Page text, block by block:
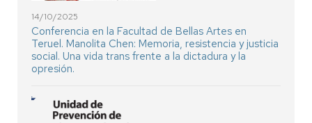
14/10/2025
Conferencia en la Facultad de Bellas Artes en
Teruel. Manolita Chen: Memoria, resistencia y justicia
social. Una vida trans frente a la dictadura y la
opresión.